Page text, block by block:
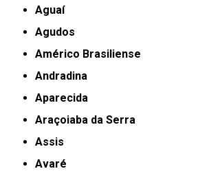
Aguaí
Agudos
Américo Brasiliense
Andradina
Aparecida
Araçoiaba da Serra
Assis
Avaré